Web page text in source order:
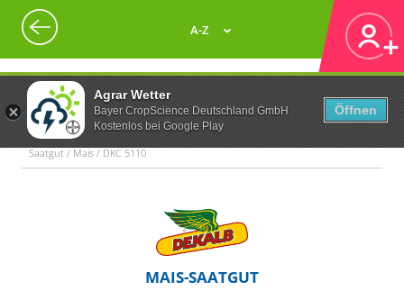
Agrar Wetter
Bayer CropScience Deutschland GmbH
Kostenlos bei Google Play
Öffnen
A-Z
Saatgut / Mais / DKC 5110
MAIS-SAATGUT